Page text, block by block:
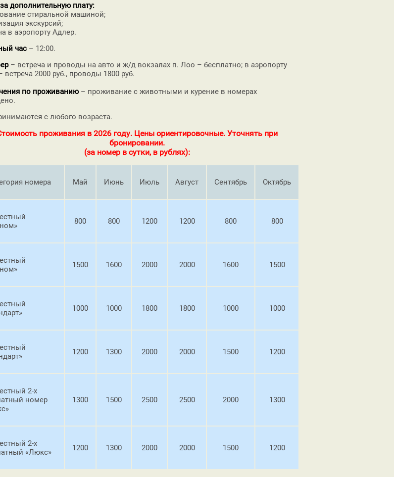
дополнительную плату:
стиральной машиной;
экскурсий;
в аэропорту Адлер.
час – 12:00.
– встреча и проводы на авто и ж/д вокзалах п. Лоо – бесплатно; в аэропорту
встреча 2000 руб., проводы 1800 руб.
по проживанию– проживание с животными и курение в номерах
с любого возраста.
проживания в 2026 году. Цены ориентировочные. Уточнять при
бронировании.
(за номер в сутки, в рублях):
номера Май Июнь Июль Август Сентябрь Октябрь
800 800 1200 1200 800 800
1500 1600 2000 2000 1600 1500
1000 1000 1800 1800 1000 1000
1200 1300 2000 2000 1500 1200
2-х
номер
1300 1500 2500 2500 2000 1300
2-х
«Люкс»
1200 1300 2000 2000 1500 1200